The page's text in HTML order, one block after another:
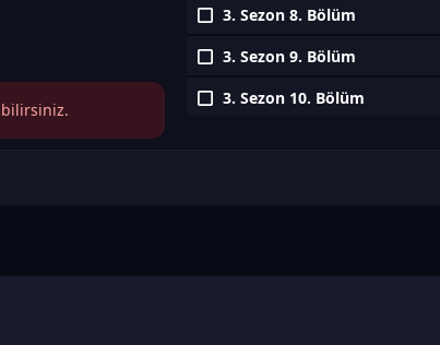
3. Sezon 8. Bölüm
3. Sezon 9. Bölüm
3. Sezon 10. Bölüm